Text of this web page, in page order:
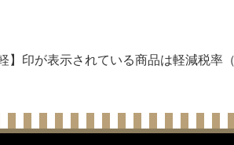
軽】印が表示されている商品は軽減税率